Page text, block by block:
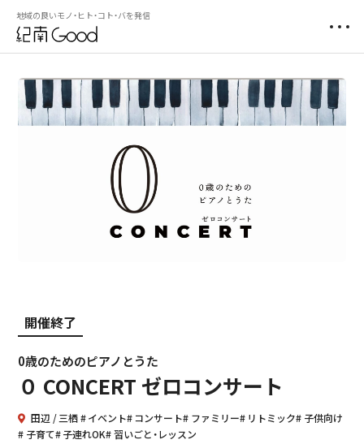
地域の良いモノ・ヒト・コト・バを発信
開催終了
0歳のためのピアノとうた
０ CONCERT ゼロコンサート
田辺 三栖 イベント コンサート ファミリー リトミック
子供向け
子育て
子連れOK 習いごと・レッスン